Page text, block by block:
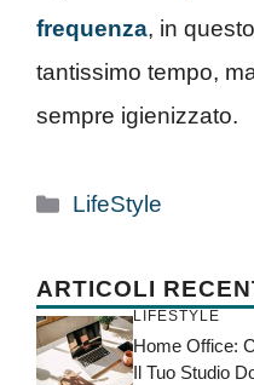
frequenza, in
tantissimo tempo,
sempre igienizzato.
Categorie
LifeStyle
ARTICOLI
LIFESTYLE
Home Office:
Il Tuo Studio